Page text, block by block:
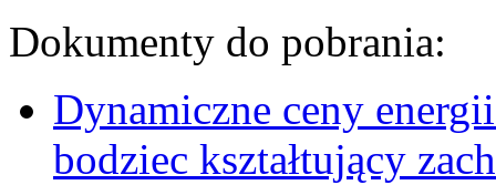
Dokumenty do pobrania:
Dynamiczne ceny
bodziec kształtujący